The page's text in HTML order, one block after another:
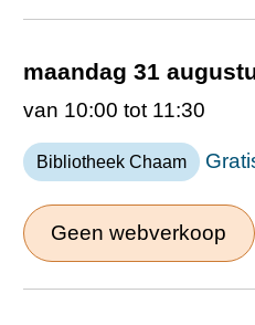
maandag 31
van 10:00 tot 11:30
Bibliotheek Chaam
Geen webverkoop